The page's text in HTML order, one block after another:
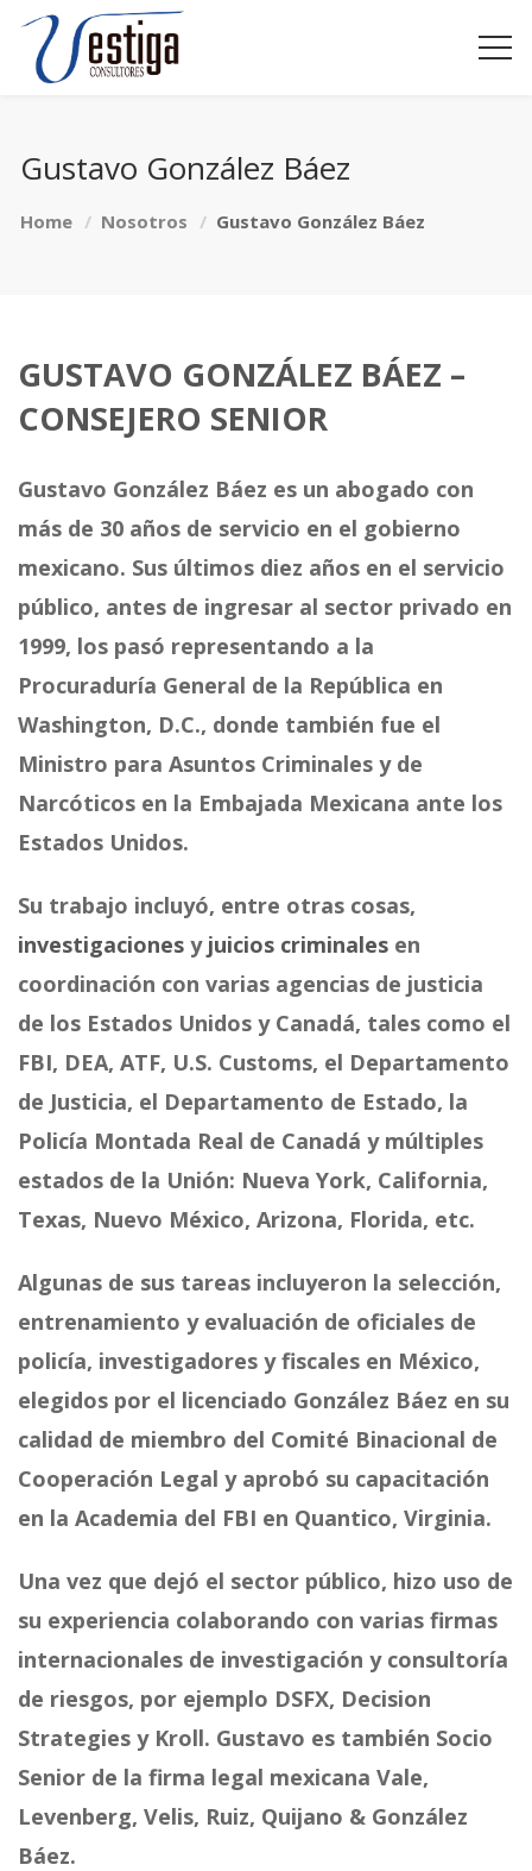
Gustavo González Báez
Home Nosotros Gustavo González Báez
GUSTAVO GONZÁLEZ BÁEZ –
CONSEJERO SENIOR
Gustavo González Báez es un abogado con
más de 30 años de servicio en el gobierno
mexicano. Sus últimos diez años en el servicio
público, antes de ingresar al sector privado en
1999, los pasó representando a la
Procuraduría General de la República en
Washington, D.C., donde también fue el
Ministro para Asuntos Criminales y de
Narcóticos en la Embajada Mexicana ante los
Estados Unidos.
Su trabajo incluyó, entre otras cosas,
investigaciones y juicios criminales en
coordinación con varias agencias de justicia
de los Estados Unidos y Canadá, tales como el
FBI, DEA, ATF, U.S. Customs, el Departamento
de Justicia, el Departamento de Estado, la
Policía Montada Real de Canadá y múltiples
estados de la Unión: Nueva York, California,
Texas, Nuevo México, Arizona, Florida, etc.
Algunas de sus tareas incluyeron la selección,
entrenamiento y evaluación de oficiales de
policía, investigadores y fiscales en México,
elegidos por el licenciado González Báez en su
calidad de miembro del Comité Binacional de
Cooperación Legal y aprobó su capacitación
en la Academia del FBI en Quantico, Virginia.
Una vez que dejó el sector público, hizo uso de
su experiencia colaborando con varias firmas
internacionales de investigación y consultoría
de riesgos, por ejemplo DSFX, Decision
Strategies y Kroll. Gustavo es también Socio
Senior de la firma legal mexicana Vale,
Levenberg, Velis, Ruiz, Quijano & González
Báez.